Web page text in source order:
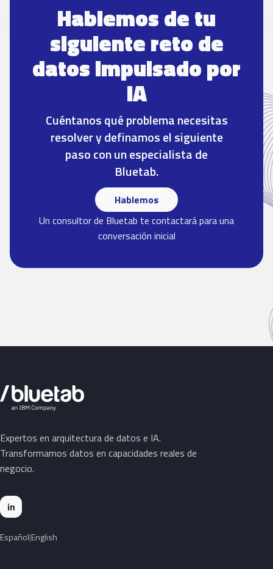
Hablemos de tu
siguiente reto de
datos impulsado por
IA
Cuéntanos qué problema necesitas
resolver y definamos el siguiente
paso con un especialista de
Bluetab.
Hablemos
Un consultor de Bluetab te contactará para una
conversación inicial
Expertos en arquitectura de datos e IA.
Transformamos datos en capacidades reales de
negocio.
in
Español English